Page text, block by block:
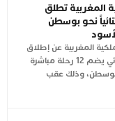
المغربية تطلق
نحو بوسطن
المغربية عن إطلاق
برنامج جوي استثنائي يضم 12 رحلة مباشرة
وبوسطن، وذلك عقب